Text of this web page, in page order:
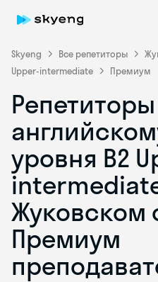
Skyeng Все репетиторы
Upper-intermediate
Премиум
уровня B2
Жуковском
Премиум
Skyeng Chat